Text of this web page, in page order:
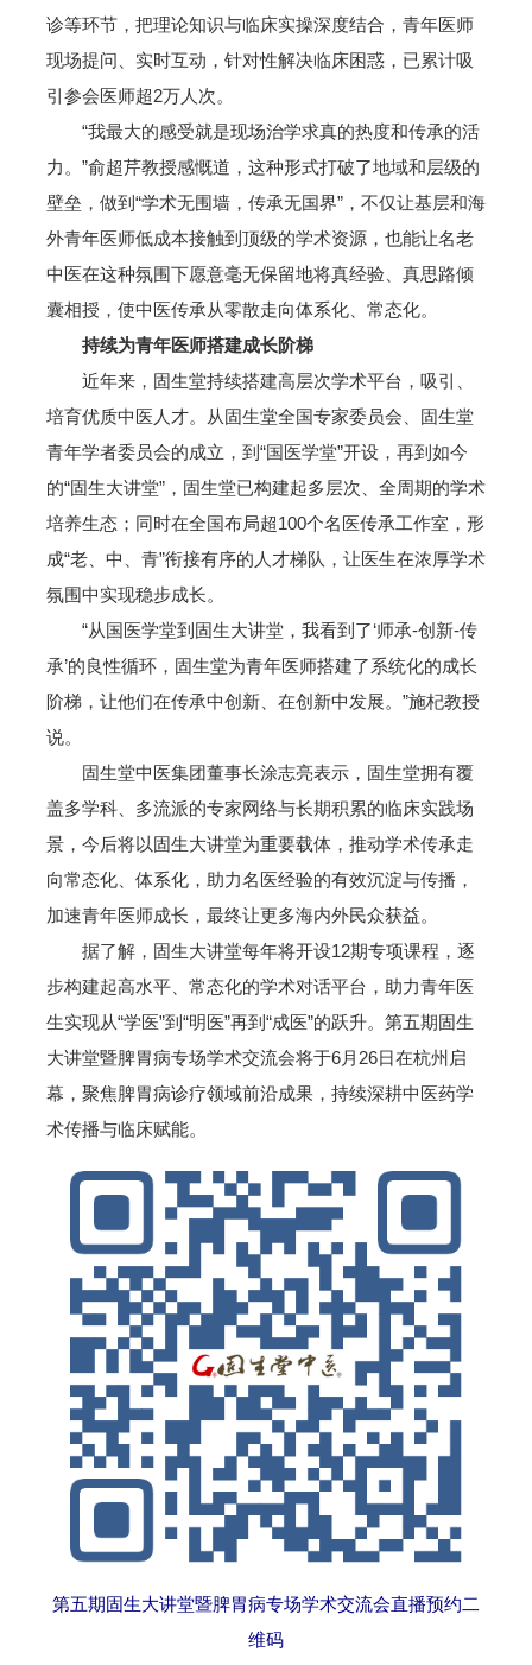
诊等环节，把理论知识与临床实操深度结合，青年医师
现场提问、实时互动，针对性解决临床困惑，已累计吸
引参会医师超2万人次。
“我最大的感受就是现场治学求真的热度和传承的活
力。”俞超芹教授感慨道，这种形式打破了地域和层级的
壁垒，做到“学术无围墙，传承无国界”，不仅让基层和海
外青年医师低成本接触到顶级的学术资源，也能让名老
中医在这种氛围下愿意毫无保留地将真经验、真思路倾
囊相授，使中医传承从零散走向体系化、常态化。
持续为青年医师搭建成长阶梯
近年来，固生堂持续搭建高层次学术平台，吸引、
培育优质中医人才。从固生堂全国专家委员会、固生堂
青年学者委员会的成立，到“国医学堂”开设，再到如今
的“固生大讲堂”，固生堂已构建起多层次、全周期的学术
培养生态；同时在全国布局超100个名医传承工作室，形
成“老、中、青”衔接有序的人才梯队，让医生在浓厚学术
氛围中实现稳步成长。
“从国医学堂到固生大讲堂，我看到了‘师承-创新-传
承’的良性循环，固生堂为青年医师搭建了系统化的成长
阶梯，让他们在传承中创新、在创新中发展。”施杞教授
说。
固生堂中医集团董事长涂志亮表示，固生堂拥有覆
盖多学科、多流派的专家网络与长期积累的临床实践场
景，今后将以固生大讲堂为重要载体，推动学术传承走
向常态化、体系化，助力名医经验的有效沉淀与传播，
加速青年医师成长，最终让更多海内外民众获益。
据了解，固生大讲堂每年将开设12期专项课程，逐
步构建起高水平、常态化的学术对话平台，助力青年医
生实现从“学医”到“明医”再到“成医”的跃升。第五期固生
大讲堂暨脾胃病专场学术交流会将于6月26日在杭州启
幕，聚焦脾胃病诊疗领域前沿成果，持续深耕中医药学
术传播与临床赋能。
第五期固生大讲堂暨脾胃病专场学术交流会直播预约二
维码